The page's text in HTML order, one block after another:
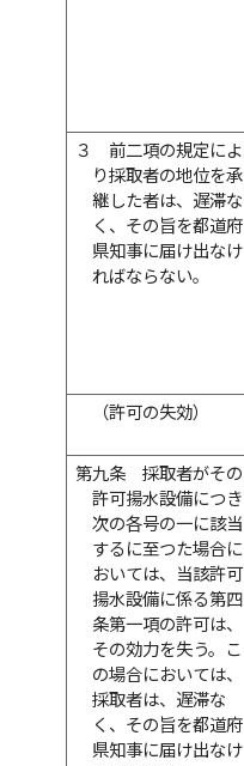
３
前二項の規定によ
り採取者の地位を承
継した者は、遅滞な
く、その旨を都道府
県知事に届け出なけ
ればならない。
（許可の失効）
第九条
採取者がその
許可揚水設備につき
次の各号の一に該当
するに至つた場合に
おいては、当該許可
揚水設備に係る第四
条第一項の許可は、
その効力を失う。こ
の場合においては、
採取者は、遅滞な
く、その旨を都道府
県知事に届け出なけ